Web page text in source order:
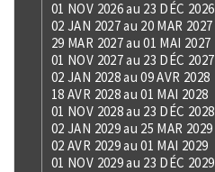
01 NOV 2026 au 23 DÉC 2026
02 JAN 2027 au 20 MAR 2027
29 MAR 2027 au 01 MAI 2027
01 NOV 2027 au 23 DÉC 2027
02 JAN 2028 au 09 AVR 2028
18 AVR 2028 au 01 MAI 2028
01 NOV 2028 au 23 DÉC 2028
02 JAN 2029 au 25 MAR 2029
02 AVR 2029 au 01 MAI 2029
01 NOV 2029 au 23 DÉC 2029